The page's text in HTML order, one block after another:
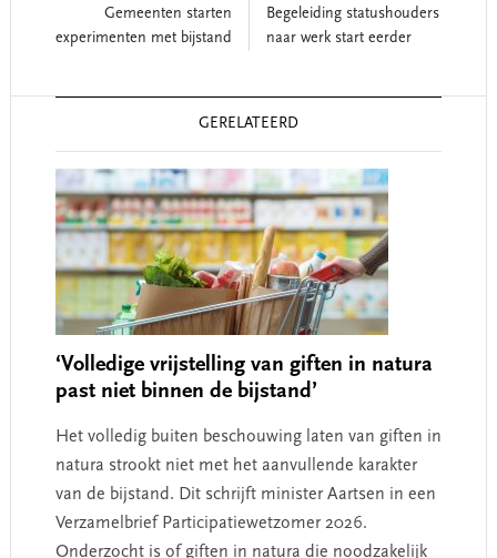
Gemeenten starten
experimenten met bijstand
Begeleiding statushouders
naar werk start eerder
GERELATEERD
‘Volledige vrijstelling van giften in natura
past niet binnen de bijstand’
Het volledig buiten beschouwing laten van giften in
natura strookt niet met het aanvullende karakter
van de bijstand. Dit schrijft minister Aartsen in een
Verzamelbrief Participatiewetzomer 2026.
Onderzocht is of giften in natura die noodzakelijk